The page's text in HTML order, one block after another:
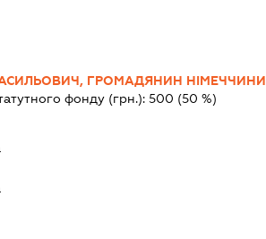
ГРОМАДЯНИН НІМЕЧЧИНИ
фонду (грн.):500 (50 %)